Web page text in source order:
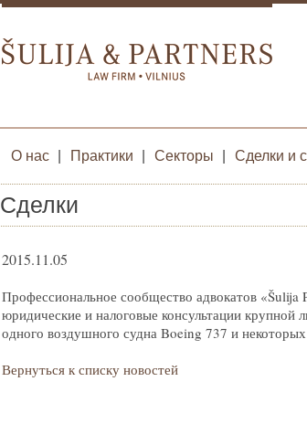
О нас Практики Секторы Сделки и
Сделки
2015.11.05
Профессиональное сообщество адвокатов
юридические и налоговые консультации крупной
одного воздушного судна Boeing 737 и
Вернуться к списку новостей